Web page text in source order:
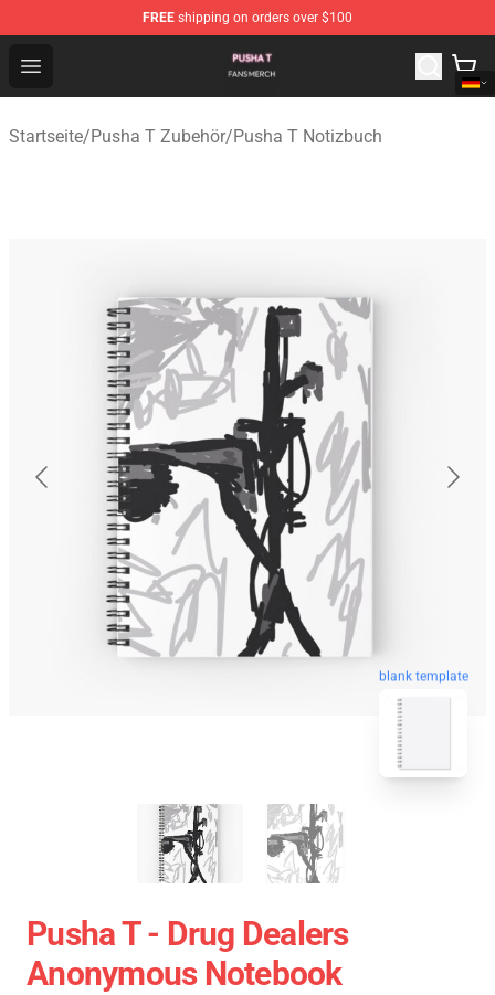
FREE shipping on orders over $100
Open menu
Pusha T Shop - Official Pusha T Merchandise Store
Startseite/Pusha T Zubehör/Pusha T Notizbuch
blank template
Pusha T - Drug Dealers
Anonymous Notebook